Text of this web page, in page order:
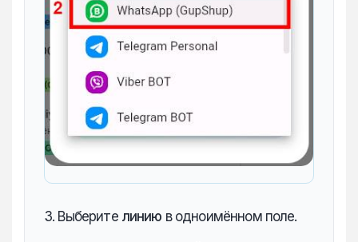
3. Выберите линию в одноимённом поле.